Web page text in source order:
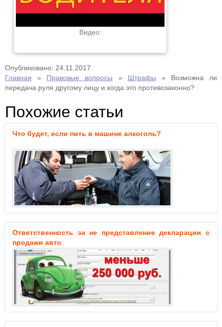
Видео:
Опубликовано: 24.11.2017
Главная » Правовые вопросы » Штрафы » Возможна ли
передача руля другому лицу и когда это противозаконно?
Похожие статьи
Что будет, если пить в машине алкоголь?
Ответственность за не представление декларации с
продажи авто